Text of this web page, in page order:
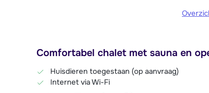
Comfortabel chalet met sauna en
Huisdieren toegestaan (op aanvraag)
Internet via Wi-Fi